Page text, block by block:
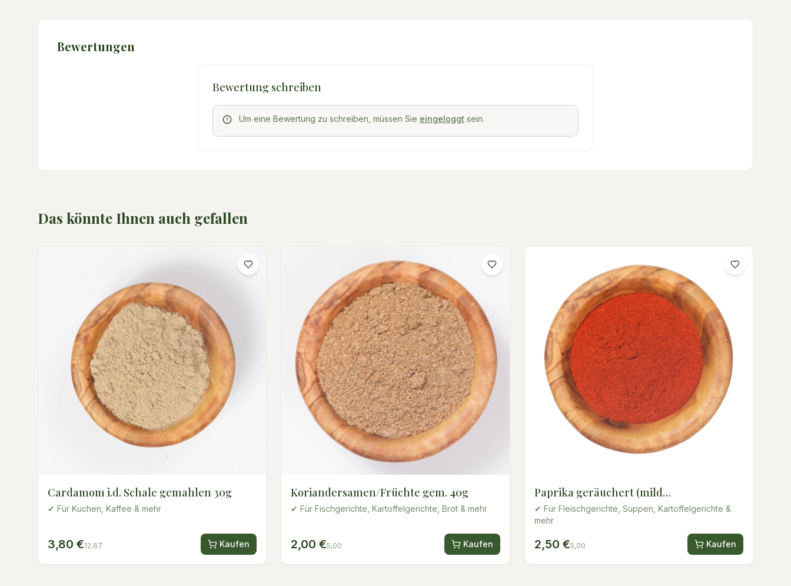
Bewertungen
Bewertung schreiben
Um eine Bewertung zu schreiben, müssen Sie eingeloggt sein.
Das könnte Ihnen auch gefallen
Cardamom i.d. Schale gemahlen 30g
✔ Für Kuchen, Kaffee & mehr
3,80 €12,67 Kaufen
Koriandersamen/Früchte gem. 40g
✔ Für Fischgerichte, Kartoffelgerichte, Brot & mehr
2,00 €5,00 Kaufen
Paprika geräuchert (mild
würzig/edelsüß) 50g
✔ Für Fleischgerichte, Suppen, Kartoffelgerichte &
mehr
2,50 €5,00 Kaufen